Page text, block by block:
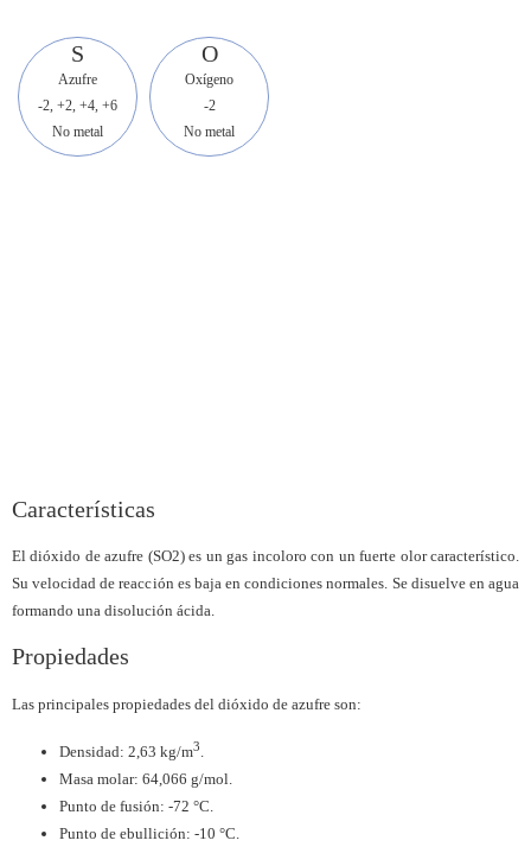
S
Azufre
-2, +2, +4, +6
No metal
O
Oxígeno
-2
No metal
Características
El dióxido de azufre (SO2) es un gas incoloro con un fuerte olor característico.
Su velocidad de reacción es baja en condiciones normales. Se disuelve en agua
formando una disolución ácida.
Propiedades
Las principales propiedades del dióxido de azufre son:
Densidad: 2,63 kg/m3
Masa molar: 64,066 g/mol.
Punto de fusión: -72 °C.
Punto de ebullición: -10 °C.